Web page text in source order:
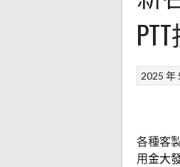
2025 年
各種客
用金大